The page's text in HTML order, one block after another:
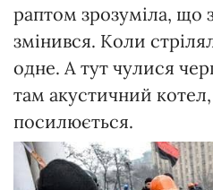
раптом зрозуміла, що
змінився. Коли
одне. А тут чулися
там акустичний котел,
посилюється.